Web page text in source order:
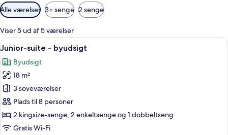
Tilgængelige
filtre
for
værelser
Alle værelser 3+ senge 2 senge
Viser 5 ud af 5 værelser
Indlæs
alle
billeder
af
Junior-
suite
-
byudsigt
Et moderne hotelværelse med en
1
Junior-suite - byudsigt
Byudsigt
18 m²
3 soveværelser
Plads til 8 personer
2 kingsize-senge, 2 enkeltsenge og 1 dobbeltseng
Gratis Wi-Fi